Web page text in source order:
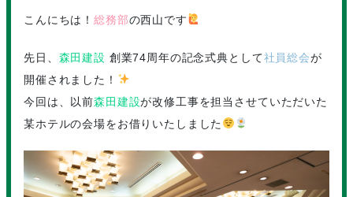
こんにちは！総務部の西山です
先日、 森田建設 創業74周年の記念式典として社員総会が
開催されました！
今回は、以前森田建設が改修工事を担当させていただいた
某ホテルの会場をお借りいたしました